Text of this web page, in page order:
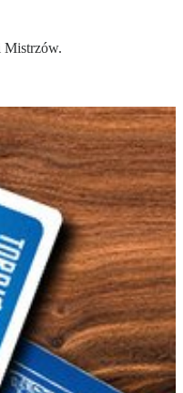
Mistrzów.